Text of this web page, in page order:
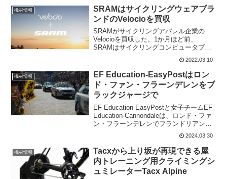
っているFormaセンサーは、エ...
機材情報
SRAMはサイクリングウェアブラ
ンドのVelocioを買収
SRAMがサイクリングアパレル企業の
Velocioを買収した。1か月ほど前、
SRAMはサイクリングコンピュータブラ
ンドのHammerheadを買収したと発表し
ていた。今回の発表で、SRAMはアパレ
ル会社も子会社としている。すでに2015
年か...
2022.03.10
機材情報
EF Education-EasyPostはロン
ド・ファン・フラーンデレンをブ
ラックジャージで
EF Education-EasyPostと女子チームEF
Education-Cannondaleは、ロンド・ファ
ン・フラーンデレンでフランドリアンコ
レクションのジャージで登場。ベルギー
のフランドル地方では、悪天候や困難な
レース条件の中で...
2024.03.30
機材情報
Tacxから上り坂が再現できる屋
内トレーニング用クライミングシ
ュミレーターTacx Alpine